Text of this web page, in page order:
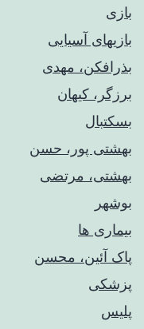
بازی
بازیهای آسیایی
بذرافکن، مهدی
برزگر، کیهان
بسکتبال
بهشتی پور، حسن
بهشتی، مرتضی
بوشهر
بیماری ها
پاک آئین، محسن
پزشکی
پلیس